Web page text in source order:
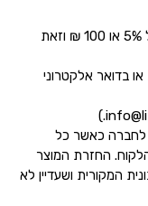
מדיניות ביטול היא מיום קבלת המוצר ודמי ביטול 5% או 100 ₪ וזאת
בדואר אלקטרוני
לחברה כאשר כל
החזרת המוצר
המקורית ושעדיין לא